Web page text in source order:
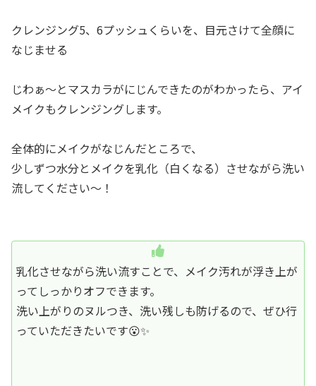
クレンジング5、6プッシュくらいを、目元さけて全顔に
なじませる
じわぁ〜とマスカラがにじんできたのがわかったら、アイ
メイクもクレンジングします。
全体的にメイクがなじんだところで、
少しずつ水分とメイクを乳化（白くなる）させながら洗い
流してください〜！
乳化させながら洗い流すことで、メイク汚れが浮き上が
ってしっかりオフできます。
洗い上がりのヌルつき、洗い残しも防げるので、ぜひ行
っていただきたいです😮✨